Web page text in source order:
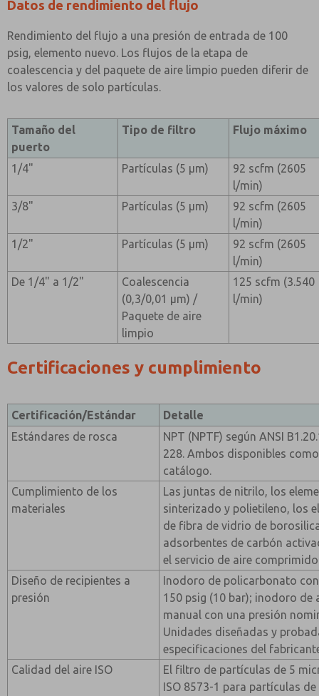
Datos de rendimiento del flujo
Rendimiento del flujo a una presión de entrada de 100
psig, elemento nuevo. Los flujos de la etapa de
coalescencia y del paquete de aire limpio pueden diferir de
los valores de solo partículas.
Tamaño del
puerto
Tipo de filtro Flujo máximo
1/4" Partículas (5 µm)
92 scfm (2605
l/min)
3/8"
Partículas (5 µm)
92 scfm (2605
l/min)
1/2"
Partículas (5 µm)
92 scfm (2605
l/min)
De 1/4" a 1/2"
Coalescencia
(0,3/0,01 µm) /
Paquete de aire
limpio
125 scfm (3.540
l/min)
Certificaciones y cumplimiento
Certificación/Estándar
Detalle
Estándares de rosca
NPT (NPTF) según ANSI
228. Ambos disponibles
catálogo.
Cumplimiento de los
materiales
Las juntas de nitrilo, los
sinterizado y polietileno, los
de fibra de vidrio de
adsorbentes de carbón
el servicio de aire
Diseño de recipientes a
presión
Inodoro de policarbonato
150 psig (10 bar); inodoro de
manual con una presión
Unidades diseñadas y
especificaciones del
Calidad del aire ISO
El filtro de partículas de 5
ISO 8573-1 para partículas